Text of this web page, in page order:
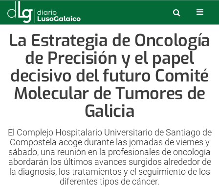
La Estrategia de Oncología
de Precisión y el papel
decisivo del futuro Comité
Molecular de Tumores de
Galicia
El Complejo Hospitalario Universitario de Santiago de
Compostela acoge durante las jornadas de viernes y
sábado, una reunión en la profesionales de oncología
abordarán los últimos avances surgidos alrededor de
la diagnosis, los tratamientos y el seguimiento de los
diferentes tipos de cáncer.